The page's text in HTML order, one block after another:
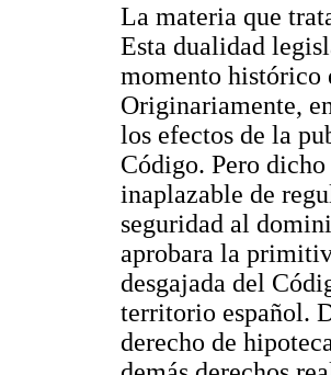
La materia que
Esta dualidad
momento histórico
Originariamente,
los efectos de la
Código. Pero
inaplazable de
seguridad al
aprobara la
desgajada del
territorio español.
derecho de